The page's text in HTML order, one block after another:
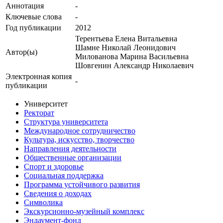
Аннотация
-
Ключевые cлова
-
Год публикации
2012
Автор(ы)
Терентьева Елена Витальевна
Шамне Николай Леонидович
Милованова Марина Васильевна
Шовгенин Александр Николаевич
Электронная копия
публикации
-
Университет
Ректорат
Структура университета
Международное сотрудничество
Культура, искусство, творчество
Направления деятельности
Общественные организации
Спорт и здоровье
Социальная поддержка
Программа устойчивого развития
Сведения о доходах
Символика
Экскурсионно-музейный комплекс
Эндаумент-фонд